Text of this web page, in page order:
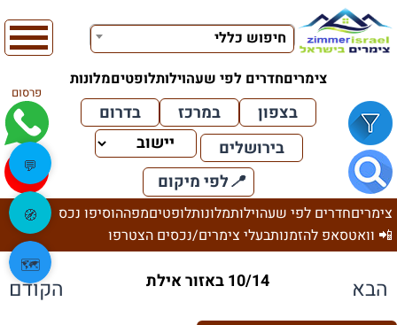
חיפוש כללי
צימריםחדרים לפי שעהוילותלופטיםמלונות
פרסום
בצפון במרכז
בדרום
בירושלים
📍לפי מיקום
צימריםחדרים לפי שעהוילותמלונותלופטיםמפההוסיפו נכס
📲 וואטסאפ להזמנותבעלי צימרים/נכסים הצטרפו
הבא 10/14 באזור אילת הקודם
💬
🧭
🗺️